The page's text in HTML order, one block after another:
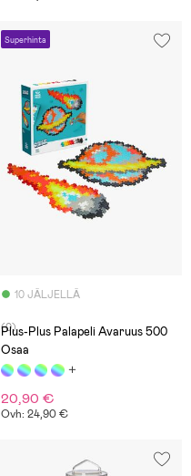
Superhinta
10 JÄLJELLÄ
(0)
Plus-Plus Palapeli Avaruus 500
Osaa
20,90 €
Ovh: 24,90 €